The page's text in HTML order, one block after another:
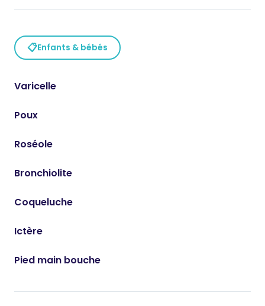
📋Enfants & bébés
Varicelle
Poux
Roséole
Bronchiolite
Coqueluche
Ictère
Pied main bouche